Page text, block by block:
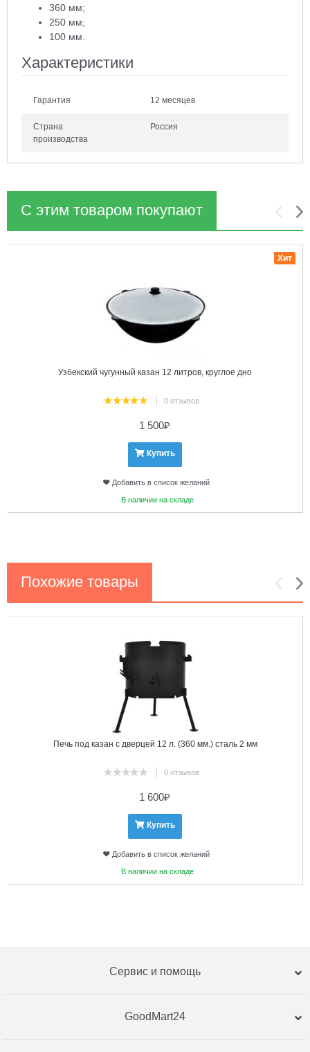
360 мм;
250 мм;
100 мм.
Характеристики
Гарантия 12 месяцев
Страна
производства
Россия
С этим товаром покупают
Узбекский чугунный казан 12 литров, круглое дно
0 отзывов
Хит
1 500₽
Купить
Добавить в список желаний
В наличии на складе
Похожие товары
Печь под казан с дверцей 12 л. (360 мм.) сталь 2 мм
0 отзывов
1 600₽
Купить
Добавить в список желаний
В наличии на складе
Сервис и помощь
GoodMart24